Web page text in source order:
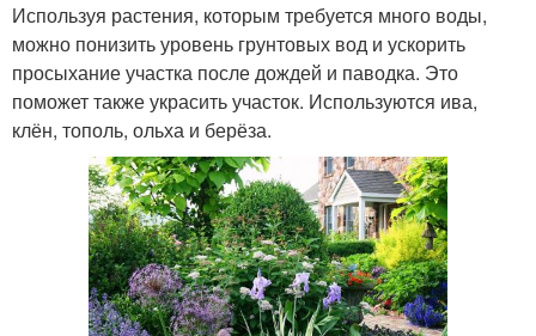
Используя растения, которым требуется много воды,
можно понизить уровень грунтовых вод и ускорить
просыхание участка после дождей и паводка. Это
поможет также украсить участок. Используются ива,
клён, тополь, ольха и берёза.